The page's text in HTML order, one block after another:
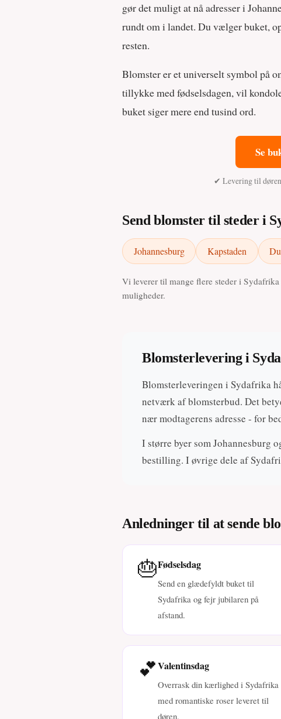
gør det muligt at nå adresser i
rundt om i landet. Du vælger buket,
resten.
Blomster er et universelt symbol på
tillykke med fødselsdagen, vil
buket siger mere end tusind ord.
Se
✔ Levering til
Send blomster til steder i
Johannesburg Kapstaden
Vi leverer til mange flere steder i
muligheder.
Blomsterlevering i
Blomsterleveringen i Sydafrika
netværk af blomsterbud. Det
nær modtagerens adresse - for
I større byer som Johannesburg
bestilling. I øvrige dele af
Anledninger til at sende
🎂Fødselsdag
Send en glædefyldt buket til
Sydafrika og fejr jubilaren på
afstand.
💕Valentinsdag
Overrask din kærlighed i Sydafrika
med romantiske roser leveret til
døren.